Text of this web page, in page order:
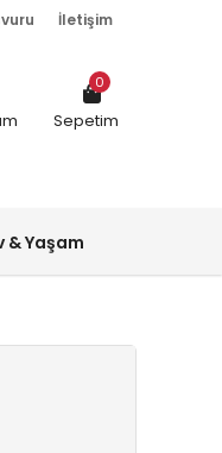
İletişim
Sepetim
0
& Yaşam